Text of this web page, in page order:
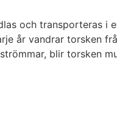
och transporteras i
år vandrar torsken
blir torsken